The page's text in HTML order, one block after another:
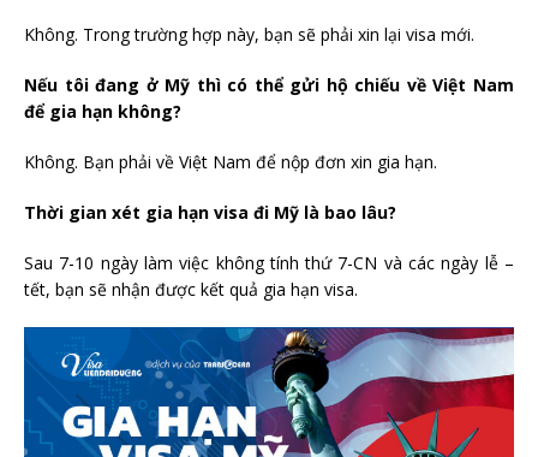
Không. Trong trường hợp này, bạn sẽ phải xin lại visa mới.
Nếu tôi đang ở Mỹ thì có thể gửi hộ chiếu về Việt Nam
để gia hạn không?
Không. Bạn phải về Việt Nam để nộp đơn xin gia hạn.
Thời gian xét gia hạn visa đi Mỹ là bao lâu?
Sau 7-10 ngày làm việc không tính thứ 7-CN và các ngày lễ –
tết, bạn sẽ nhận được kết quả gia hạn visa.